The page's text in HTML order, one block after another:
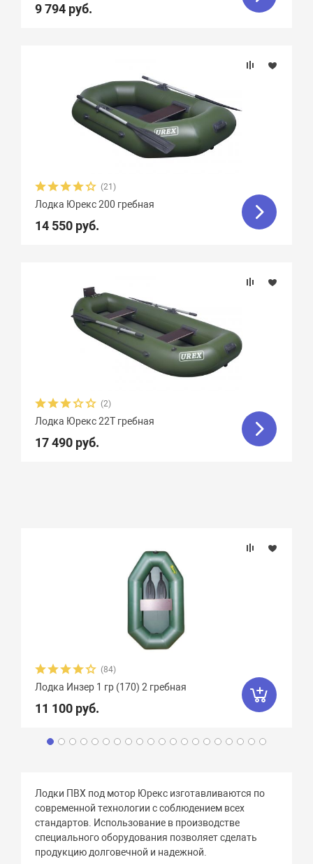
9 794 руб.
(21)
Лодка Юрекс 200 гребная
14 550 руб.
(2)
Лодка Юрекс 22Т гребная
17 490 руб.
(84)
Лодка Инзер 1 гр (170) 2 гребная
11 100 руб.
Лодки ПВХ под мотор Юрекс изготавливаются по
современной технологии с соблюдением всех
стандартов. Использование в производстве
специального оборудования позволяет сделать
продукцию долговечной и надежной.